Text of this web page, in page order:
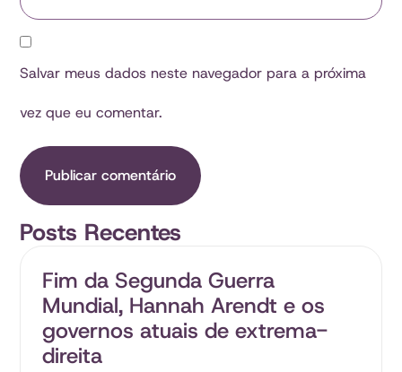
Salvar meus dados neste navegador para a próxima
vez que eu comentar.
Posts Recentes
Fim da Segunda Guerra
Mundial, Hannah Arendt e os
governos atuais de extrema-
direita